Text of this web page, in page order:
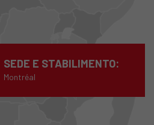
SEDE E STABILIMENTO:
Montréal